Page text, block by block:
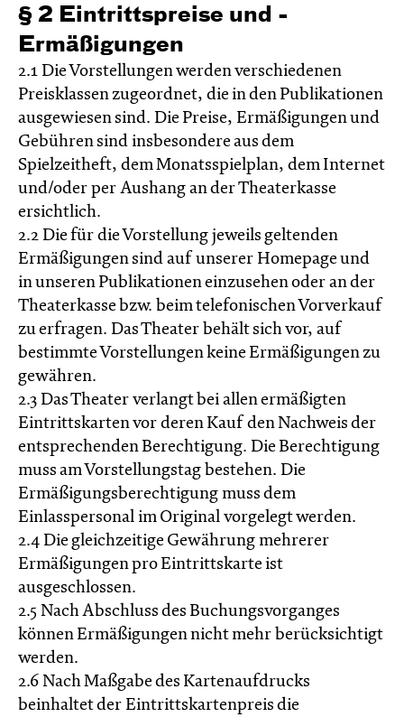
§ 2 Eintrittspreise­ und ­
Ermäßigungen
2.1 Die Vorstellungen werden verschiedenen
Preisklassen zugeordnet, die in den Publikationen
ausgewiesen sind. Die Preise, Ermäßigungen und
Gebühren sind insbesondere aus dem
Spielzeitheft, dem Monatsspielplan, dem Internet
und/oder per Aushang an der Theaterkasse
ersichtlich.
2.2 Die für die Vorstellung jeweils geltenden
Ermäßigungen sind auf unserer Homepage und
in unseren Publikationen einzusehen oder an der
Theaterkasse bzw. beim telefonischen Vorverkauf
zu erfragen. Das Theater behält sich vor, auf
bestimmte Vorstellungen keine Ermäßigungen zu
gewähren.
2.3 Das Theater verlangt bei allen ermäßigten
Eintrittskarten vor deren Kauf den Nachweis der
entsprechenden Berechtigung. Die Berechtigung
muss am Vorstellungstag bestehen. Die
Ermäßigungsberechtigung muss dem
Einlasspersonal im Original vorgelegt werden.
2.4 Die gleichzeitige Gewährung mehrerer
Ermäßigungen pro Eintrittskarte ist
ausgeschlossen.
2.5 Nach Abschluss des Buchungsvorganges
können Ermäßigungen nicht mehr berücksichtigt
werden.
2.6 Nach Maßgabe des Kartenaufdrucks
beinhaltet der Eintrittskartenpreis die